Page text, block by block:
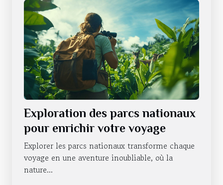
Exploration des parcs nationaux
pour enrichir votre voyage
Explorer les parcs nationaux transforme chaque
voyage en une aventure inoubliable, où la
nature...